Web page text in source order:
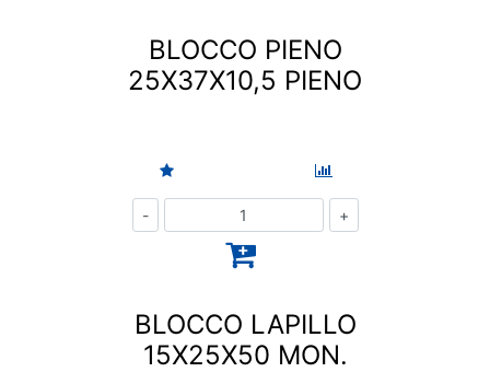
BLOCCO PIENO
25X37X10,5 PIENO
BLOCCO LAPILLO
15X25X50 MON.